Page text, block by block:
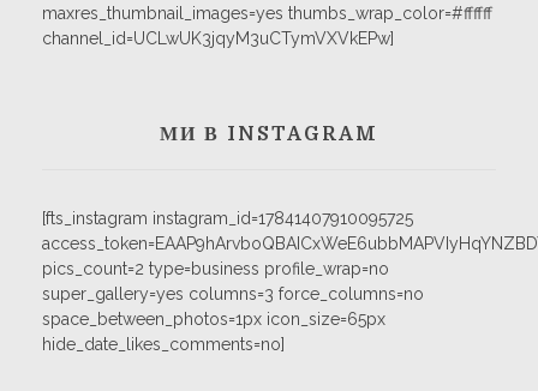
maxres_thumbnail_images=yes thumbs_wrap_color=#ffffff
channel_id=UCLwUK3jqyM3uCTymVXVkEPw]
МИ В INSTAGRAM
[fts_instagram instagram_id=17841407910095725
pics_count=2 type=business profile_wrap=no
super_gallery=yes columns=3 force_columns=no
space_between_photos=1px icon_size=65px
hide_date_likes_comments=no]